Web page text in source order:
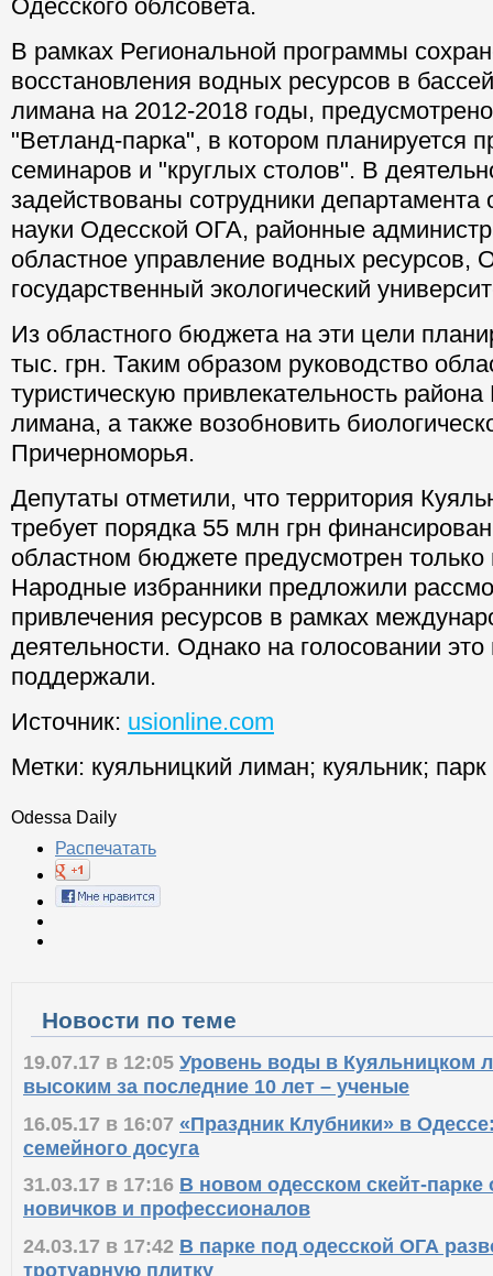
Одесского облсовета.
В рамках Региональной программы
восстановления водных ресурсов в
лимана на 2012-2018 годы,
"Ветланд-парка", в котором планируется
семинаров и "круглых столов". В
задействованы сотрудники департамента
науки Одесской ОГА, районные
областное управление водных ресурсов,
государственный экологический
Из областного бюджета на эти цели
тыс. грн. Таким образом руководство
туристическую привлекательность района
лимана, а также возобновить
Причерноморья.
Депутаты отметили, что территория
требует порядка 55 млн грн
областном бюджете предусмотрен
Народные избранники предложили
привлечения ресурсов в рамках
деятельности. Однако на голосовании
поддержали.
Источник: usionline.com
Метки: куяльницкий лиман; куяльник; парк
Odessa Daily
Распечатать
Новости по теме
19.07.17 в 12:05 Уровень воды в Куяльницком
высоким за последние 10 лет – ученые
16.05.17 в 16:07 «Праздник Клубники» в
семейного досуга
31.03.17 в 17:16 В новом одесском скейт-
новичков и профессионалов
24.03.17 в 17:42 В парке под одесской ОГА